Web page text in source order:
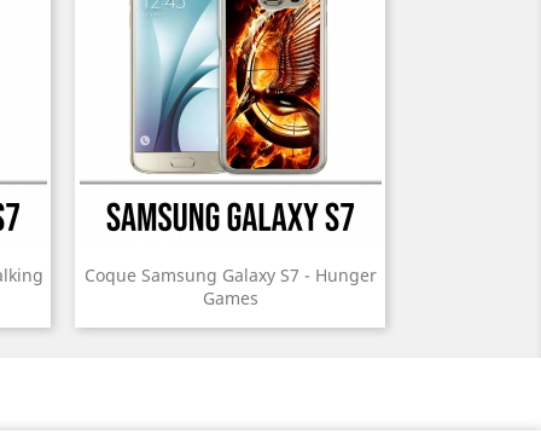
Coque Samsung Galaxy S7 - Hunger
Games